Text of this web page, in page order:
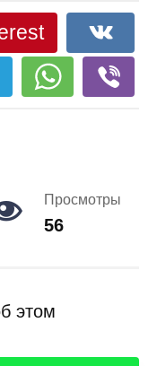
Просмотры
56
этом